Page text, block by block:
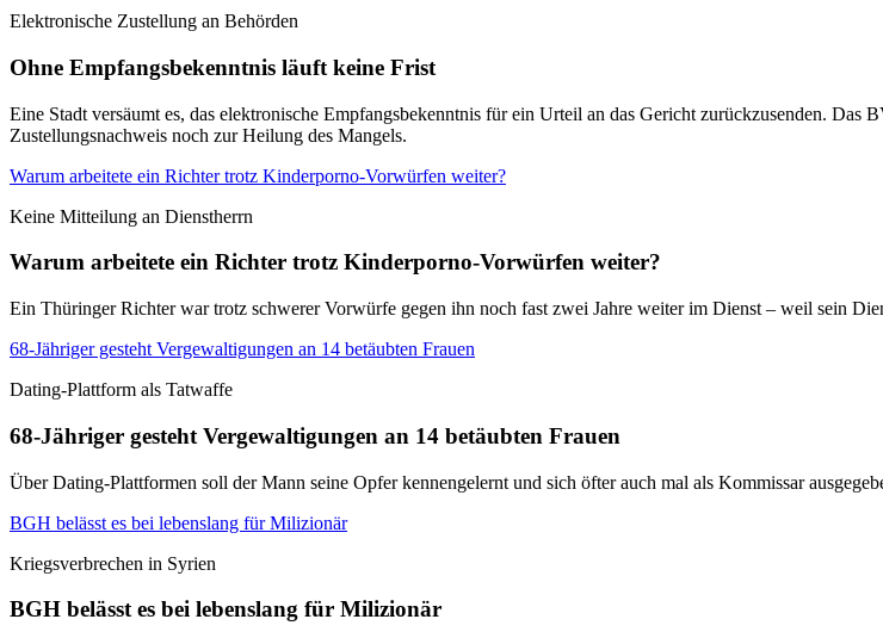
Elektronische Zustellung an Behörden
Ohne Empfangsbekenntnis läuft keine Frist
Eine Stadt versäumt es, das elektronische Empfangsbekenntnis für ein Urteil an das Gericht zurückzusenden.
Zustellungsnachweis noch zur Heilung des Mangels.
Warum arbeitete ein Richter trotz Kinderporno-Vorwürfen weiter?
Keine Mitteilung an Dienstherrn
Warum arbeitete ein Richter trotz Kinderporno-Vorwürfen weiter?
Ein Thüringer Richter war trotz schwerer Vorwürfe gegen ihn noch fast zwei Jahre weiter im Dienst – weil sein
68-Jähriger gesteht Vergewaltigungen an 14 betäubten Frauen
Dating-Plattform als Tatwaffe
68-Jähriger gesteht Vergewaltigungen an 14 betäubten Frauen
Über Dating-Plattformen soll der Mann seine Opfer kennengelernt und sich öfter auch mal als Kommissar
BGH belässt es bei lebenslang für Milizionär
Kriegsverbrechen in Syrien
BGH belässt es bei lebenslang für Milizionär